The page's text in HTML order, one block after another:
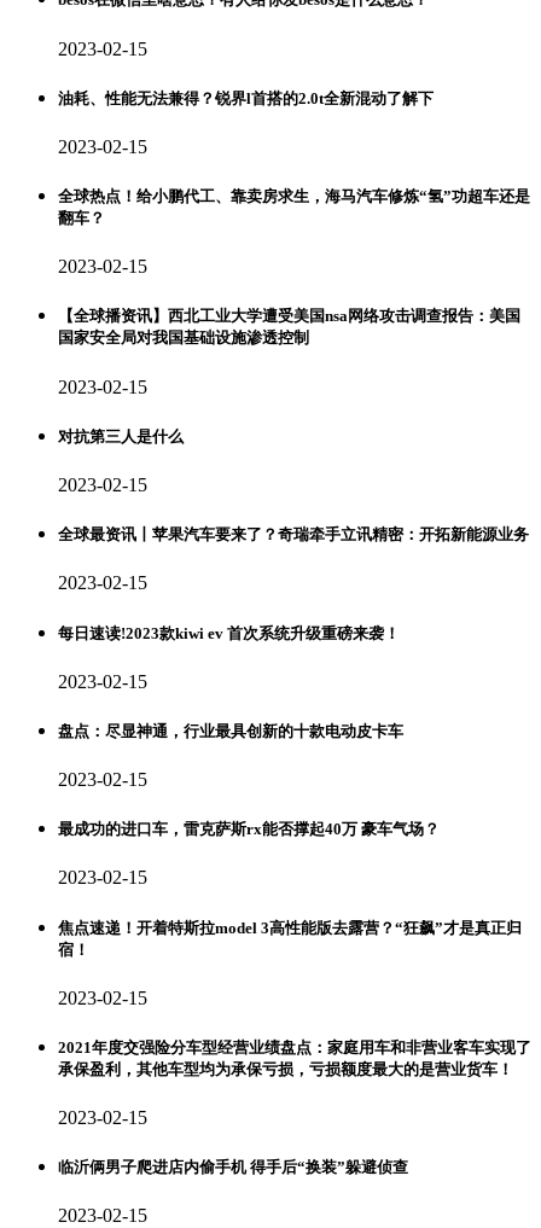
2023-02-15
油耗、性能无法兼得？锐界l首搭的2.0t全新混动了解下
2023-02-15
全球热点！给小鹏代工、靠卖房求生，海马汽车修炼“氢”功超车还是
翻车？
2023-02-15
【全球播资讯】西北工业大学遭受美国nsa网络攻击调查报告：美国
国家安全局对我国基础设施渗透控制
2023-02-15
对抗第三人是什么
2023-02-15
全球最资讯丨苹果汽车要来了？奇瑞牵手立讯精密：开拓新能源业务
2023-02-15
每日速读!2023款kiwi ev 首次系统升级重磅来袭！
2023-02-15
盘点：尽显神通，行业最具创新的十款电动皮卡车
2023-02-15
最成功的进口车，雷克萨斯rx能否撑起40万 豪车气场？
2023-02-15
焦点速递！开着特斯拉model 3高性能版去露营？“狂飙”才是真正归
宿！
2023-02-15
2021年度交强险分车型经营业绩盘点：家庭用车和非营业客车实现了
承保盈利，其他车型均为承保亏损，亏损额度最大的是营业货车！
2023-02-15
临沂俩男子爬进店内偷手机 得手后“换装”躲避侦查
2023-02-15